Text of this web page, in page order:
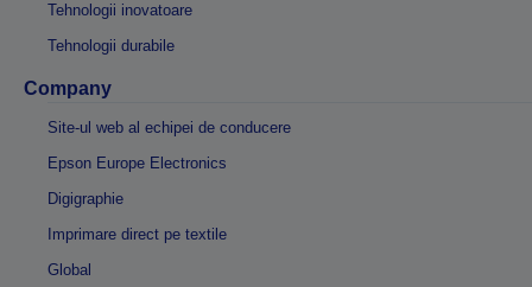
Tehnologii inovatoare
Tehnologii durabile
Company
Site-ul web al echipei de conducere
Epson Europe Electronics
Digigraphie
Imprimare direct pe textile
Global